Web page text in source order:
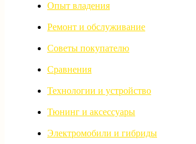
Опыт владения
Ремонт и обслуживание
Советы покупателю
Сравнения
Технологии и устройство
Тюнинг и аксессуары
Электромобили и гибриды